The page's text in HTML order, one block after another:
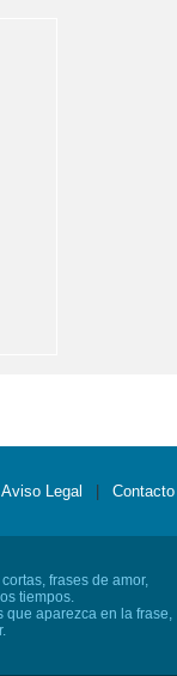
Aviso Legal Contacto
frases de amor,
tiempos.
que aparezca en la frase,